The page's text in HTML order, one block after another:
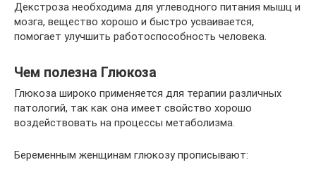
Декстроза необходима для углеводного питания мышц и
мозга, вещество хорошо и быстро усваивается,
помогает улучшить работоспособность человека.
Чем полезна Глюкоза
Глюкоза широко применяется для терапии различных
патологий, так как она имеет свойство хорошо
воздействовать на процессы метаболизма.
Беременным женщинам глюкозу прописывают: